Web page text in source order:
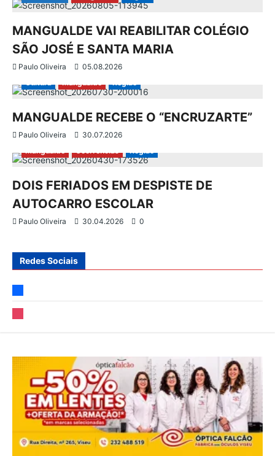
d
e
a
r
t
i
g
o
MANGUALDE VAI REABILITAR COLÉGIO
SÃO JOSÉ E SANTA MARIA
Paulo Oliveira
05.08.2026
MANGUALDE RECEBE O “ENCRUZARTE”
Paulo Oliveira
30.07.2026
DOIS FERIADOS EM DESPISTE DE
AUTOCARRO ESCOLAR
Paulo Oliveira 30.04.2026 0
Redes Sociais